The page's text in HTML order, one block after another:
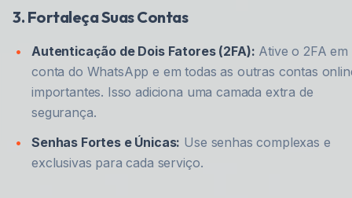
3. Fortaleça Suas Contas
Autenticação de Dois Fatores (2FA): Ative o 2FA em
conta do WhatsApp e em todas as outras contas
importantes. Isso adiciona uma camada extra de
segurança.
Senhas Fortes e Únicas: Use senhas complexas e
exclusivas para cada serviço.